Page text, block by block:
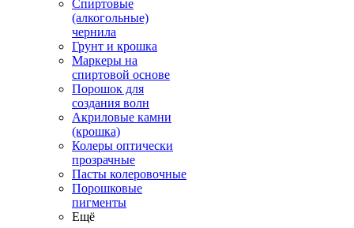
Спиртовые
(алкогольные)
чернила
Грунт и крошка
Маркеры на
спиртовой основе
Порошок для
создания волн
Акриловые камни
(крошка)
Колеры оптически
прозрачные
Пасты колеровочные
Порошковые
пигменты
Ещё